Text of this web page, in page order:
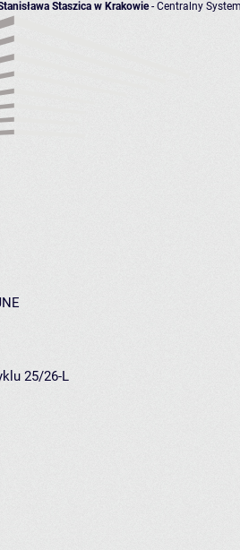
Staszica w Krakowie- Centralny
25/26-L